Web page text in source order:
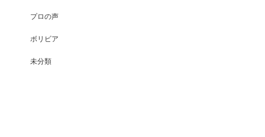
プロの声
ボリビア
未分類